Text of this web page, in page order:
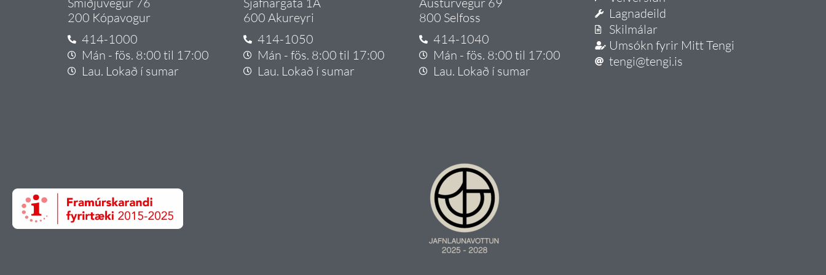
200 Kópavogur
414-1000
Mán - fös. 8:00 til 17:00
Lau. Lokað í sumar
600 Akureyri
414-1050
Mán - fös. 8:00 til 17:00
Lau. Lokað í sumar
800 Selfoss
414-1040
Mán - fös. 8:00 til 17:00
Lau. Lokað í sumar
Lagnadeild
Skilmálar
Umsókn fyrir Mitt Tengi
tengi@tengi.is